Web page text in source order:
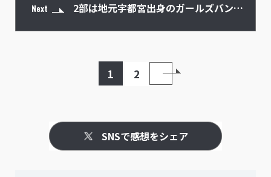
Next 2部は地元宇都宮出身のガールズバンド
1 2
SNSで感想をシェア